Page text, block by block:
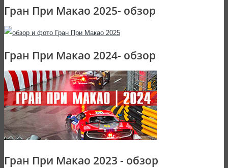
Гран При Макао 2025- обзор
Гран При Макао 2024- обзор
Гран При Макао 2023 - обзор